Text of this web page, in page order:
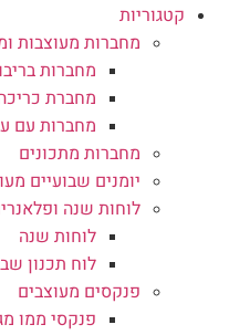
קטגוריות
מחברות מעוצבות
מחברות
מחברת
מחברות עם
מחברות מתכונים
יומנים שבועיים
לוחות שנה
לוחות שנה
לוח תכנון
פנקסים מעוצבים
פנקסי ממו